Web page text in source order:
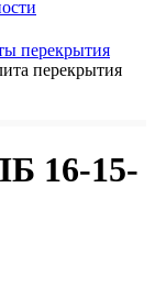
перекрытия
перекрытия
16-15-